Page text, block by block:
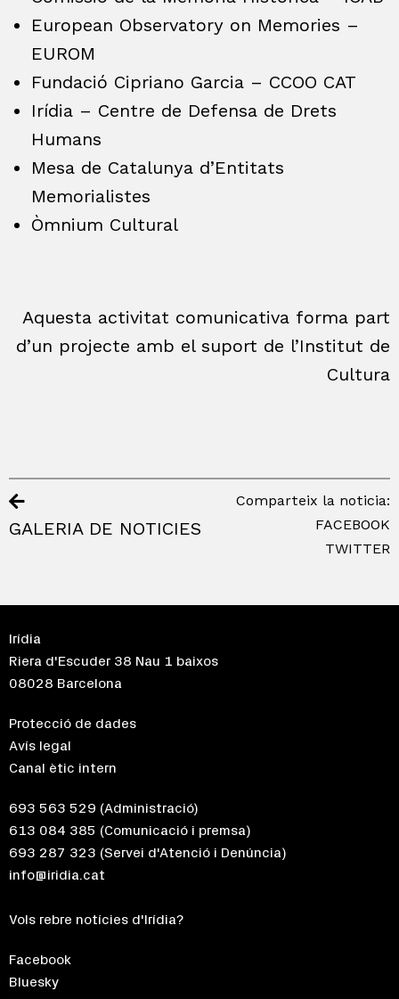
European Observatory on Memories –
EUROM
Fundació Cipriano Garcia – CCOO CAT
Irídia – Centre de Defensa de Drets
Humans
Mesa de Catalunya d’Entitats
Memorialistes
Òmnium Cultural
Aquesta activitat comunicativa forma part
d’un projecte amb el suport de l’Institut de
Cultura
GALERIA DE NOTICIES
Comparteix la noticia:
FACEBOOK
TWITTER
Irídia
Riera d'Escuder 38 Nau 1 baixos
08028 Barcelona
Protecció de dades
Avís legal
Canal ètic intern
693 563 529 (Administració)
613 084 385 (Comunicació i premsa)
693 287 323 (Servei d'Atenció i Denúncia)
info@iridia.cat
Vols rebre notícies d'Irídia?
Facebook
Bluesky